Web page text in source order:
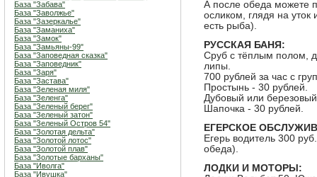
База "Забава"
База "Заволжье"
База "Зазеркалье"
База "Заманиха"
База "Замок"
База "Замьяны-99"
База "Заповедная сказка"
База "Заповедник"
База "Заря"
База "Застава"
База "Зеленая миля"
База "Зеленга"
База "Зеленый берег"
База "Зеленый затон"
База "Зеленый Остров 54"
База "Золотая дельта"
База "Золотой лотос"
База "Золотой плав"
База "Золотые барханы"
База "Иволга"
База "Ивушка"
А после обеда можете
осликом, глядя на
есть рыба).
РУССКАЯ БАНЯ:
Сруб с тёплым полом,
липы.
700 рублей за час с
Простынь - 30 рублей.
Дубовый или
Шапочка - 30 рублей.
ЕГЕРСКОЕ
Егерь водитель 300
обеда).
ЛОДКИ И МОТОРЫ: